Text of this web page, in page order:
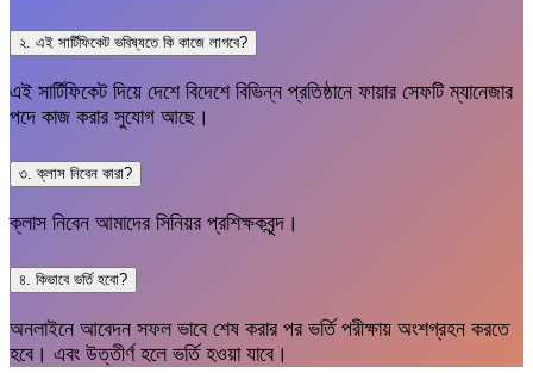
২. এই সার্টিফিকেট ভবিষ্যতে কি কাজে লাগবে?
এই সার্টিফিকেট দিয়ে দেশে বিদেশে বিভিন্ন প্রতিষ্ঠানে ফায়ার সেফটি ম্যানেজার
পদে কাজ করার সুযোগ আছে।
৩. ক্লাস নিবেন কারা?
ক্লাস নিবেন আমাদের সিনিয়র প্রশিক্ষকবৃন্দ।
৪. কিভাবে ভর্তি হবো?
অনলাইনে আবেদন সফল ভাবে শেষ করার পর ভর্তি পরীক্ষায় অংশগ্রহন করতে
হবে। এবং উত্তীর্ণ হলে ভর্তি হওয়া যাবে।